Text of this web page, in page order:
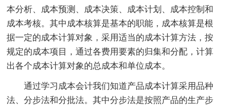
本分析、成本预测、成本决策、成本计划、成本控制和
成本考核。其中成本核算是基本的职能，成本核算是根
据一定的成本计算对象，采用适当的成本计算方法，按
规定的成本项目，通过各费用要素的归集和分配，计算
出各个成本计算对象的总成本和单位成本。
通过学习成本会计我们知道产品成本计算采用品种
法、分步法和分批法。其中分步法是按照产品的生产步